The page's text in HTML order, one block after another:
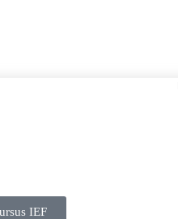
IEF